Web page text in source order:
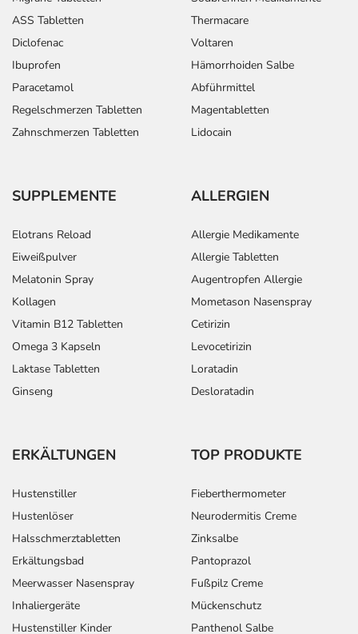
ASS Tabletten
Diclofenac
Ibuprofen
Paracetamol
Regelschmerzen Tabletten
Zahnschmerzen Tabletten
Thermacare
Voltaren
Hämorrhoiden Salbe
Abführmittel
Magentabletten
Lidocain
SUPPLEMENTE
Elotrans Reload
Eiweißpulver
Melatonin Spray
Kollagen
Vitamin B12 Tabletten
Omega 3 Kapseln
Laktase Tabletten
Ginseng
ALLERGIEN
Allergie Medikamente
Allergie Tabletten
Augentropfen Allergie
Mometason Nasenspray
Cetirizin
Levocetirizin
Loratadin
Desloratadin
ERKÄLTUNGEN
Hustenstiller
Hustenlöser
Halsschmerztabletten
Erkältungsbad
Meerwasser Nasenspray
Inhaliergeräte
Hustenstiller Kinder
TOP PRODUKTE
Fieberthermometer
Neurodermitis Creme
Zinksalbe
Pantoprazol
Fußpilz Creme
Mückenschutz
Panthenol Salbe